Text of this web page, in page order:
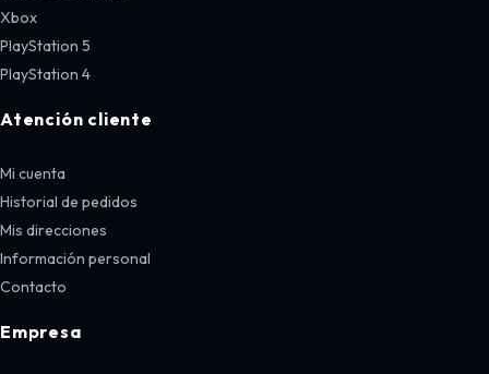
Xbox
PlayStation 5
PlayStation 4
Atención cliente
Mi cuenta
Historial de pedidos
Mis direcciones
Información personal
Contacto
Empresa